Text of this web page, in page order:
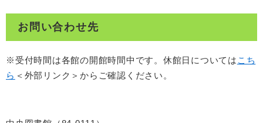
お問い合わせ先
※受付時間は各館の開館時間中です。休館日については こち
ら ＜外部リンク＞ からご確認ください。